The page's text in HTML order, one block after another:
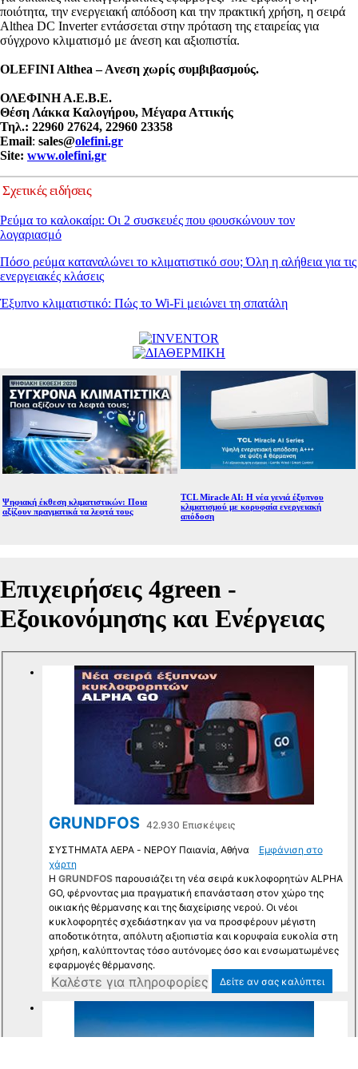
ποιότητα, την ενεργειακή απόδοση και την πρακτική χρήση, η σειρά
Althea DC Inverter εντάσσεται στην πρόταση της εταιρείας για
σύγχρονο κλιματισμό με άνεση και αξιοπιστία.
OLEFINI Althea – Aνεση χωρίς συμβιβασμούς.
ΟΛΕΦΙΝΗ Α.Ε.Β.Ε.
Θέση Λάκκα Καλογήρου, Μέγαρα Αττικής
Τηλ.: 22960 27624, 22960 23358
Email: sales@olefini.gr
Site: www.olefini.gr
Σχετικές ειδήσεις
Ρεύμα το καλοκαίρι: Οι 2 συσκευές που φουσκώνουν τον
λογαριασμό
Πόσο ρεύμα καταναλώνει το κλιματιστικό σου; Όλη η αλήθεια για τις
ενεργειακές κλάσεις
Έξυπνο κλιματιστικό: Πώς το Wi-Fi μειώνει τη σπατάλη
Ψηφιακή έκθεση κλιματιστικών: Ποια
αξίζουν πραγματικά τα λεφτά τους
TCL Miracle AI: Η νέα γενιά έξυπνου
κλιματισμού με κορυφαία ενεργειακή
απόδοση